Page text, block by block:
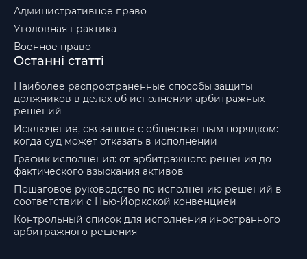
Административное право
Уголовная практика
Военное право
Останні статті
Наиболее распространенные способы защиты
должников в делах об исполнении арбитражных
решений
Исключение, связанное с общественным порядком:
когда суд может отказать в исполнении
График исполнения: от арбитражного решения до
фактического взыскания активов
Пошаговое руководство по исполнению решений в
соответствии с Нью-Йоркской конвенцией
Контрольный список для исполнения иностранного
арбитражного решения